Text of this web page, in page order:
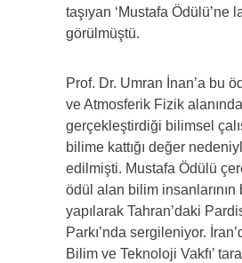
taşıyan ‘Mustafa Ödülü’ne
görülmüştü.
Prof. Dr. Umran İnan’a bu
ve Atmosferik Fizik alanında
gerçekleştirdiği bilimsel
bilime kattığı değer
edilmişti. Mustafa Ödülü
ödül alan bilim insanlarının
yapılarak Tahran’daki
Parkı’nda sergileniyor.
Bilim ve Teknoloji Vakfı’